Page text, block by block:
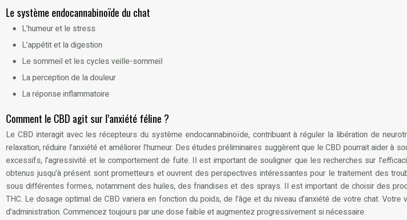
Le système endocannabinoïde du chat
L’humeur et le stress
L’appétit et la digestion
Le sommeil et les cycles veille-sommeil
La perception de la douleur
La réponse inflammatoire
Comment le CBD agit sur l’anxiété féline ?
Le CBD interagit avec les récepteurs du système endocannabinoïde, contribuant à réguler la libération de
relaxation, réduire l’anxiété et améliorer l’humeur. Des études préliminaires suggèrent que le CBD pourrait aider
excessifs, l’agressivité et le comportement de fuite. Il est important de souligner que les recherches sur
obtenus jusqu’à présent sont prometteurs et ouvrent des perspectives intéressantes pour le traitement des
sous différentes formes, notamment des huiles, des friandises et des sprays. Il est important de choisir des
THC. Le dosage optimal de CBD variera en fonction du poids, de l’âge et du niveau d’anxiété de votre chat.
d’administration. Commencez toujours par une dose faible et augmentez progressivement si nécessaire.